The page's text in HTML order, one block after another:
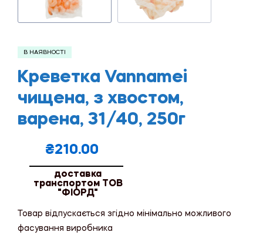
В НАЯВНОСТІ
Креветка Vannamei
чищена, з хвостом,
варена, 31/40, 250г
₴210.00
доставка
транспортом ТОВ
"ФІОРД"
Товар відпускається згідно мінімально можливого
фасування виробника